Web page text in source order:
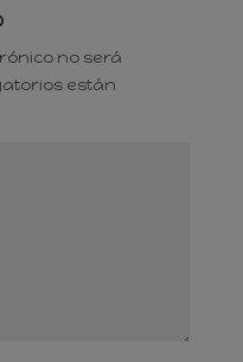
no será
están